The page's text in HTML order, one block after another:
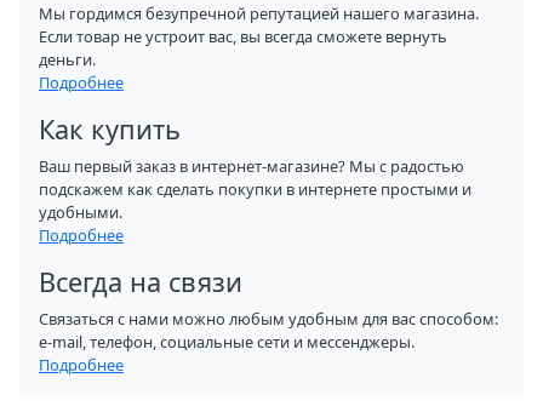
Мы гордимся безупречной репутацией нашего магазина.
Если товар не устроит вас, вы всегда сможете вернуть
деньги.
Подробнее
Как купить
Ваш первый заказ в интернет-магазине? Мы с радостью
подскажем как сделать покупки в интернете простыми и
удобными.
Подробнее
Всегда на связи
Связаться с нами можно любым удобным для вас способом:
e-mail, телефон, социальные сети и мессенджеры.
Подробнее